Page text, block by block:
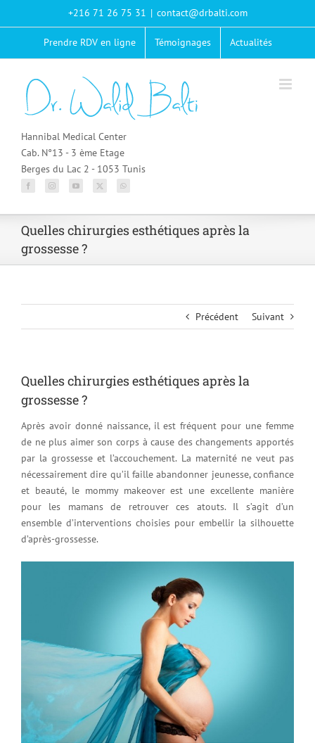
+216 71 26 75 31 | contact@drbalti.com
Prendre RDV en ligne Témoignages Actualités
Hannibal Medical Center
Cab. N°13 - 3 ème Etage
Berges du Lac 2 - 1053 Tunis
Quelles chirurgies esthétiques après la
grossesse ?
Précédent Suivant
Quelles chirurgies esthétiques après la
grossesse ?
Après avoir donné naissance, il est fréquent pour une femme
de ne plus aimer son corps à cause des changements apportés
par la grossesse et l’accouchement. La maternité ne veut pas
nécessairement dire qu’il faille abandonner jeunesse, confiance
et beauté, le mommy makeover est une excellente manière
pour les mamans de retrouver ces atouts. Il s’agit d’un
ensemble d’interventions choisies pour embellir la silhouette
d’après-grossesse.